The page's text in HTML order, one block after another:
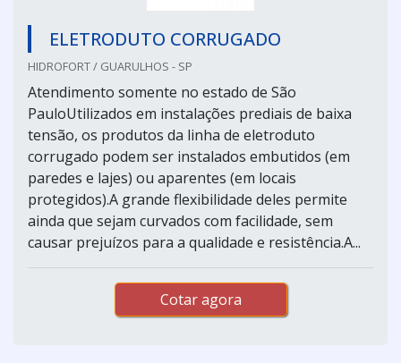
ELETRODUTO CORRUGADO
HIDROFORT / GUARULHOS - SP
Atendimento somente no estado de São
PauloUtilizados em instalações prediais de baixa
tensão, os produtos da linha de eletroduto
corrugado podem ser instalados embutidos (em
paredes e lajes) ou aparentes (em locais
protegidos).A grande flexibilidade deles permite
ainda que sejam curvados com facilidade, sem
causar prejuízos para a qualidade e resistência.A...
Cotar agora